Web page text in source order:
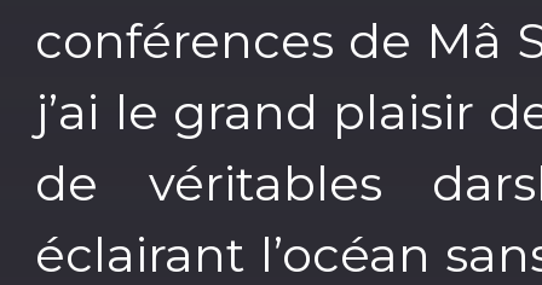
conférences de Mâ
j’ai le grand plaisir
de véritables
éclairant l’océan